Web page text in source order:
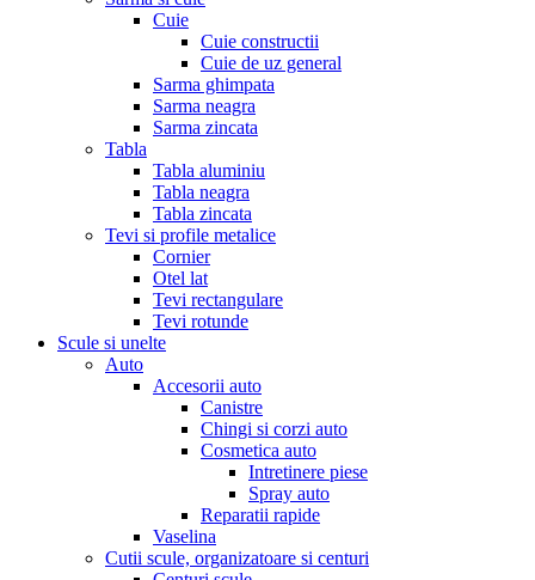
Cuie
Cuie constructii
Cuie de uz general
Sarma ghimpata
Sarma neagra
Sarma zincata
Tabla
Tabla aluminiu
Tabla neagra
Tabla zincata
Tevi si profile metalice
Cornier
Otel lat
Tevi rectangulare
Tevi rotunde
Scule si unelte
Auto
Accesorii auto
Canistre
Chingi si corzi auto
Cosmetica auto
Intretinere piese
Spray auto
Reparatii rapide
Vaselina
Cutii scule, organizatoare si centuri